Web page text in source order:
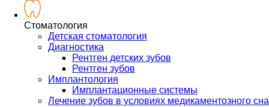
Стоматология
Детская стоматология
Диагностика
Рентген детских зубов
Рентген зубов
Имплантология
Имплантационные системы
Лечение зубов в условиях медикаментозного сна